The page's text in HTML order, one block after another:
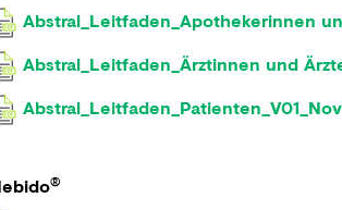
Abstral_Leitfaden_Apothekerinnen
Abstral_Leitfaden_Ärztinnen und
®